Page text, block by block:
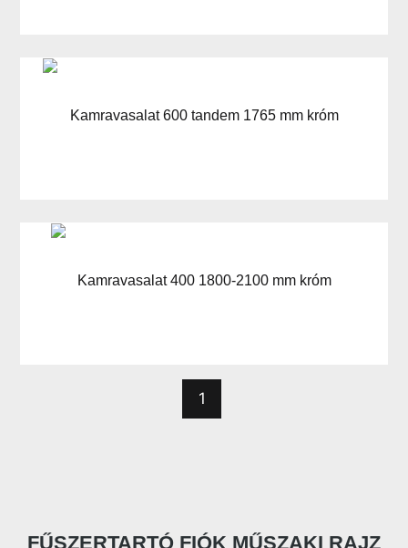
Kamravasalat 600 tandem 1765 mm króm
Kamravasalat 400 1800-2100 mm króm
1
FŰSZERTARTÓ FIÓK MŰSZAKI RAJZ